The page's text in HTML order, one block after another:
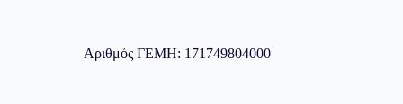
Αριθμός ΓΕΜΗ: 171749804000